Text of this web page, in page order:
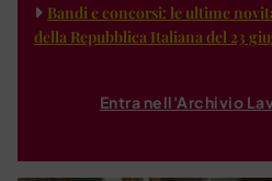
Bandi e concorsi: le ultime
della Repubblica Italiana del 23
Entra nell'Archivio